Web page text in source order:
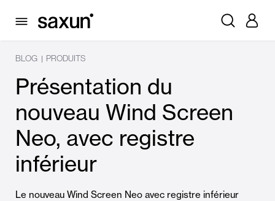
BLOG | PRODUITS
Présentation du
nouveau Wind Screen
Neo, avec registre
inférieur
Le nouveau Wind Screen Neo avec registre inférieur